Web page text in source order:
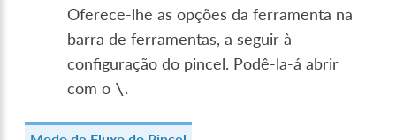
Oferece-lhe as opções da ferramenta na
barra de ferramentas, a seguir à
configuração do pincel. Podê-la-á abrir
com o \.